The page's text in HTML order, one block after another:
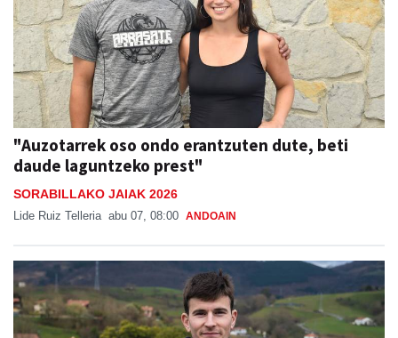
"Auzotarrek oso ondo erantzuten dute, beti
daude laguntzeko prest"
SORABILLAKO JAIAK 2026
Lide Ruiz Telleria abu 07, 08:00 ANDOAIN